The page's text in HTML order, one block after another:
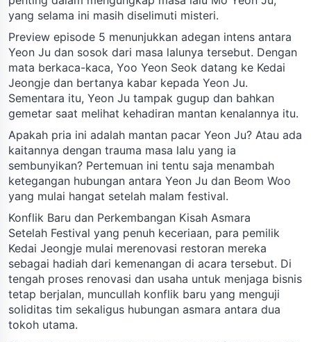
yang selama ini masih diselimuti misteri.
Preview episode 5 menunjukkan adegan intens antara
Yeon Ju dan sosok dari masa lalunya tersebut. Dengan
mata berkaca-kaca, Yoo Yeon Seok datang ke Kedai
Jeongje dan bertanya kabar kepada Yeon Ju.
Sementara itu, Yeon Ju tampak gugup dan bahkan
gemetar saat melihat kehadiran mantan kenalannya itu.
Apakah pria ini adalah mantan pacar Yeon Ju? Atau ada
kaitannya dengan trauma masa lalu yang ia
sembunyikan? Pertemuan ini tentu saja menambah
ketegangan hubungan antara Yeon Ju dan Beom Woo
yang mulai hangat setelah malam festival.
Konflik Baru dan Perkembangan Kisah Asmara
Setelah Festival yang penuh keceriaan, para pemilik
Kedai Jeongje mulai merenovasi restoran mereka
sebagai hadiah dari kemenangan di acara tersebut. Di
tengah proses renovasi dan usaha untuk menjaga bisnis
tetap berjalan, muncullah konflik baru yang menguji
soliditas tim sekaligus hubungan asmara antara dua
tokoh utama.